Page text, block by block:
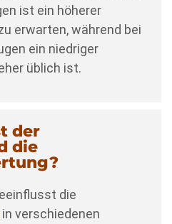
ist ein höherer
erwarten, während bei
ein niedriger
üblich ist.
der
die
die
in verschiedenen